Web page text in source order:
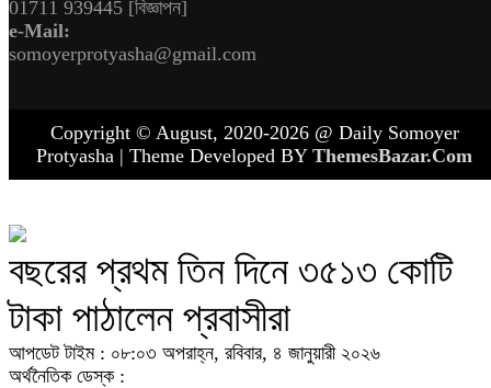
01711 939445 [বিজ্ঞাপন]
e-Mail:
somoyerprotyasha@gmail.com
Copyright © August, 2020-2026 @ Daily Somoyer
Protyasha | Theme Developed BY ThemesBazar.Com
বছরের প্রথম তিন দিনে ৩৫১৩ কোটি
টাকা পাঠালেন প্রবাসীরা
আপডেট টাইম : ০৮:০৩ অপরাহ্ন, রবিবার, ৪ জানুয়ারী ২০২৬
অর্থনৈতিক ডেস্ক :